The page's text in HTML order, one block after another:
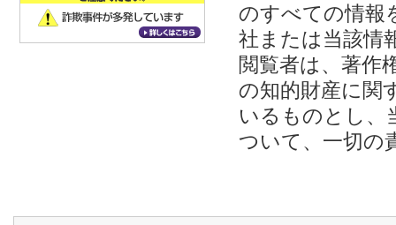
のすべての情報
社または当該情
閲覧者は、著作
の知的財産に関
いるものとし、
ついて、一切の